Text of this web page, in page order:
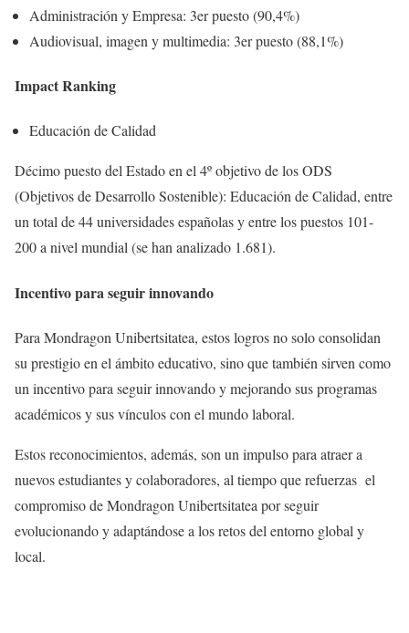
Administración y Empresa: 3er puesto (90,4%)
Audiovisual, imagen y multimedia: 3er puesto (88,1%)
Impact Ranking
Educación de Calidad
Décimo puesto del Estado en el 4º objetivo de los ODS
(Objetivos de Desarrollo Sostenible): Educación de Calidad, entre
un total de 44 universidades españolas y entre los puestos 101-
200 a nivel mundial (se han analizado 1.681).
Incentivo para seguir innovando
Para Mondragon Unibertsitatea, estos logros no solo consolidan
su prestigio en el ámbito educativo, sino que también sirven como
un incentivo para seguir innovando y mejorando sus programas
académicos y sus vínculos con el mundo laboral.
Estos reconocimientos, además, son un impulso para atraer a
nuevos estudiantes y colaboradores, al tiempo que refuerzas el
compromiso de Mondragon Unibertsitatea por seguir
evolucionando y adaptándose a los retos del entorno global y
local.